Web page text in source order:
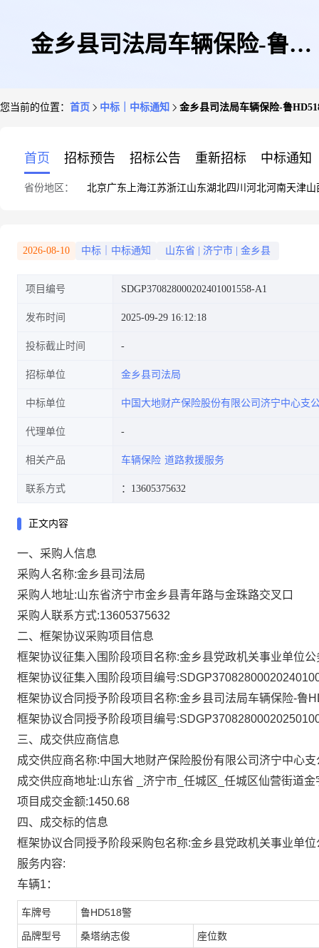
金乡县司法局车辆保险-鲁
您当前的位置： 首页 中标｜中标通知 金乡县司法局车辆保险-鲁
首页 招标预告 招标公告 重新招标 中标通知
省份地区： 北京广东 上海江苏浙江山东湖北四川 河北河南天津山
2026-08-10 中标｜中标通知 山东省 济宁市 金乡县
项目编号 SDGP370828000202401001558-A1
发布时间 2025-09-29 16:12:18
投标截止时间
招标单位 金乡县司法局
中标单位 中国大地财产保险股份有限公司济宁中心支
代理单位
相关产品 车辆保险 道路救援服务
联系方式 ：13605375632
正文内容
一、采购人信息
采购人名称:金乡县司法局
采购人地址:山东省济宁市金乡县青年路与金珠路交叉口
采购人联系方式:13605375632
二、框架协议采购项目信息
框架协议征集入围阶段项目名称:金乡县党政机关事业单位
框架协议征集入围阶段项目编号:
框架协议合同授予阶段项目名称:金乡县司法局车辆保险-鲁
框架协议合同授予阶段项目编号:
三、成交供应商信息
成交供应商名称:中国大地财产保险股份有限公司济宁中心支
成交供应商地址:山东省 _济宁市_任城区_任城区仙营街道
项目成交金额:1450.68
四、成交标的信息
框架协议合同授予阶段采购包名称:金乡县党政机关事业单
服务内容:
车辆1：
车牌号 鲁HD518警
品牌型号 桑塔纳志俊 座位数